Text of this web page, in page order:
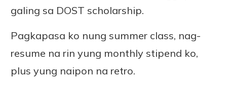
galing sa DOST scholarship.
Pagkapasa ko nung summer class, nag-
resume na rin yung monthly stipend ko,
plus yung naipon na retro.